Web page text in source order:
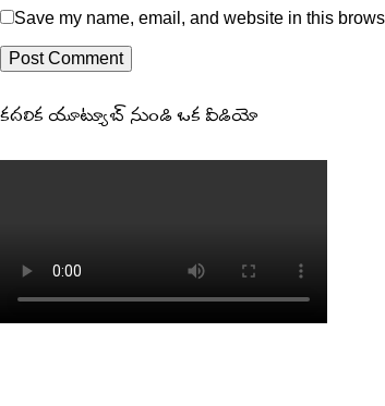
Save my name, email, and website in this
కదలిక యూట్యూబ్ నుండి ఒక వీడియో